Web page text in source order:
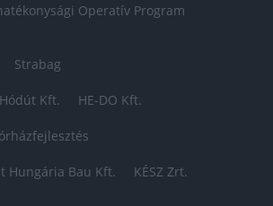
Operatív Program
Strabag
Hódút Kft. HE-DO Kft.
Hungária Bau Kft. KÉSZ Zrt.